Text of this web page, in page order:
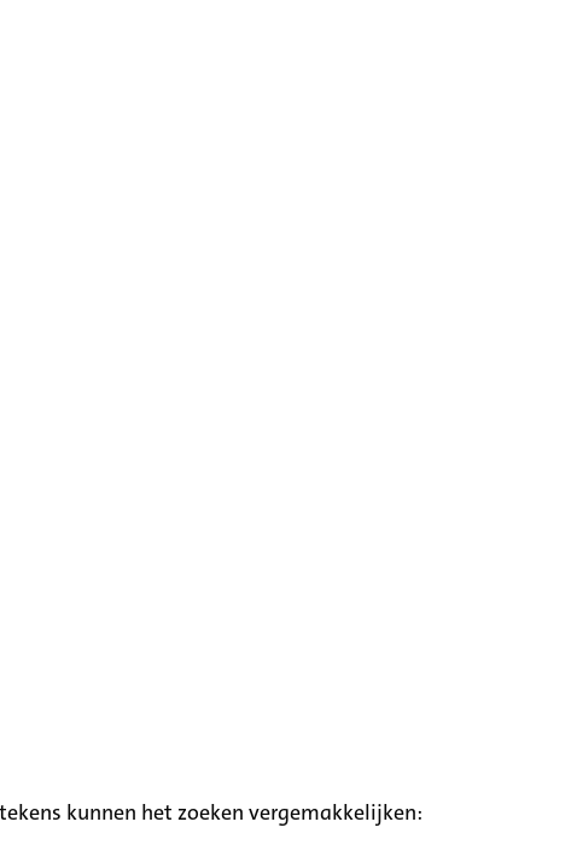
kunnen het zoeken vergemakkelijken: